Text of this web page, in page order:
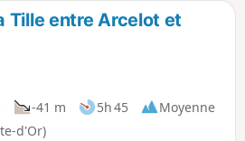
Tille entre Arcelot et
-41 m 5h 45
Moyenne
d'Or)